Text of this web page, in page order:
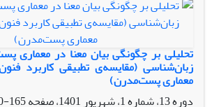
اصیل و مبنایی انسان است.
این رو، سعی شده به معیار‌های گزینش
مدعو در دانشکده‌ی معماری دانشگاه حکیم
شود. روش تحقیق این مقاله ترکیبی است و
کتابخانه‌ای و زمینه‌ای، از طریق مصاحبه و
است. از طریق مصاحبه با استادان و پرسش از
کارشناسی، و در ادامه، با مقایسه، تحلیل و
تحلیلی بر چگونگی بیان معنا در معماری
زبان‌شناسی (مقایسه‌ی تطبیقی کاربرد
معماری پست‌مدرن)
دوره 13، شماره 1، شهریور 1401، صفحه
165-180